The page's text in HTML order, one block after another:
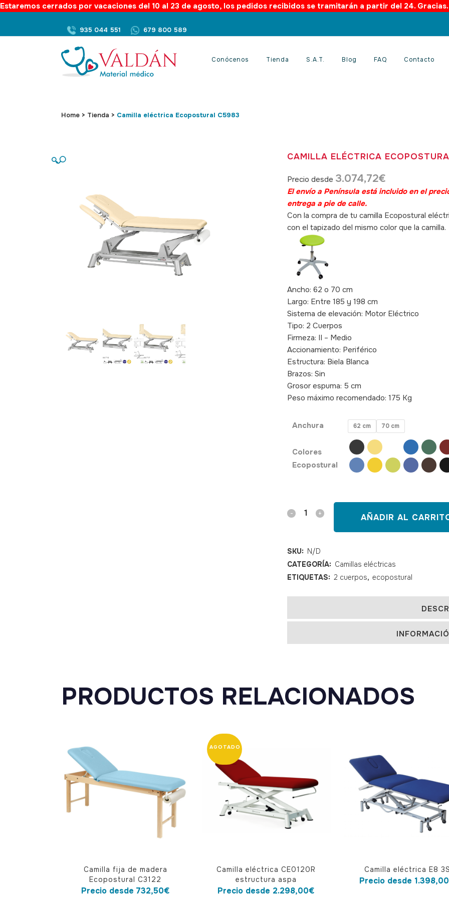
Estaremos cerrados por vacaciones del 10 al 23 de agosto, los pedidos recibidos se tramitarán a partir del 24. Gracias.
935 044 551 679 800 589
Conócenos Tienda S.A.T. Blog FAQ Contacto
Home > Tienda > Camilla eléctrica Ecopostural C5983
🔍 CAMILLA ELÉCTRICA
Precio desde 3.074,72€
El envío a Península está incluido en el
entrega a pie de calle.
Con la compra de tu camilla Ecopostural
con el tapizado del mismo color que la camilla.
Ancho: 62 o 70 cm
Largo: Entre 185 y 198 cm
Sistema de elevación: Motor Eléctrico
Tipo: 2 Cuerpos
Firmeza: II – Medio
Accionamiento: Periférico
Estructura: Biela Blanca
Brazos: Sin
Grosor espuma: 5 cm
Peso máximo recomendado: 175 Kg
Anchura 62 cm 70 cm
Colores
Ecopostural
Camilla
Ecopostural
C5983
AÑADIR AL
SKU: N/D
CATEGORÍA: Camillas eléctricas
ETIQUETAS: 2 cuerpos, ecopostural
PRODUCTOS RELACIONADOS
producto
Camilla fija de madera
Ecopostural C3122
Precio desde 732,50€
producto
tiene
Camilla eléctrica CE0120R
estructura aspa
Precio desde 2.298,00€
producto
Camilla eléctrica E8 3S
Precio desde 1.398,00